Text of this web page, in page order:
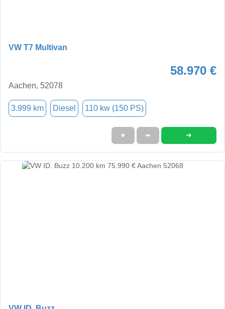
VW T7 Multivan
58.970 €
Aachen, 52078
3.999 km Diesel 110 kw (150 PS)
★ ➦ ➜